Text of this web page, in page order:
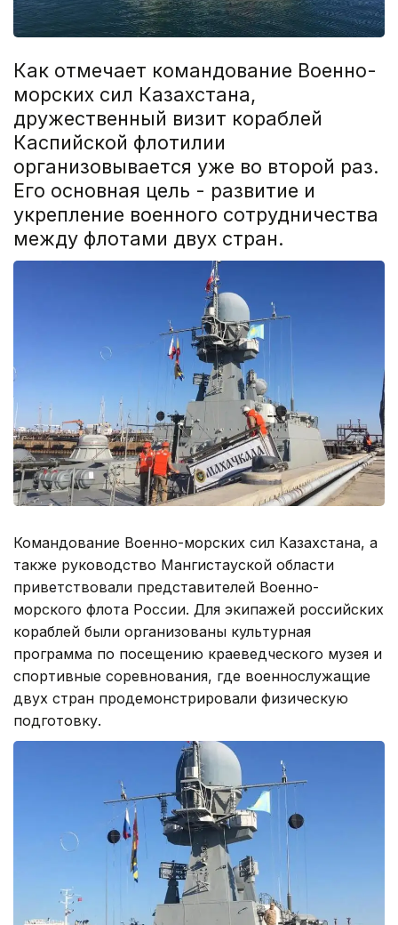
Как отмечает командование Военно-
морских сил Казахстана,
дружественный визит кораблей
Каспийской флотилии
организовывается уже во второй раз.
Его основная цель - развитие и
укрепление военного сотрудничества
между флотами двух стран.
Командование Военно-морских сил Казахстана, а
также руководство Мангистауской области
приветствовали представителей Военно-
морского флота России. Для экипажей российских
кораблей были организованы культурная
программа по посещению краеведческого музея и
спортивные соревнования, где военнослужащие
двух стран продемонстрировали физическую
подготовку.